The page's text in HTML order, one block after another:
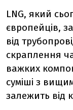
LNG, який
європейців,
від
скраплення
важких
суміші з
залежить від